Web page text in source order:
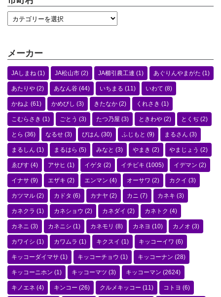
メーカー
JAしまね (1) JA松山市 (2) JA櫛引農工連 (1) あぐりんやまがた (1)
あたりや (2) あなん谷 (44) いちまる (11) いわて (8)
かねよ (61) かめびし (3) きたなか (2) くれさき (1)
こむらさき (1) ごとう (3) たつ乃屋 (3) ときわや (2) とくぢ (2)
とら (36) なるせ (3) びはん (30) ふじもと (9) まるさん (3)
まるしん (1) まるはら (5) みなと (3) やまき (2) やまじょう (2)
ゑびす (4) アサヒ (1) イゲタ (2) イチビキ (1005) イデマン (2)
イナサ (9) エザキ (2) エンマン (4) オーサワ (2) カクイ (3)
カツマル (2) カドタ (6) カナヤ (2) カニ (7) カネキ (3)
カネクラ (1) カネショウ (2) カネダイ (2) カネトク (4)
カネニ (3) カネニシ (1) カネモリ (8) カネヨ (10) カノオ (3)
カワイシ (1) カワムラ (1) キクスイ (1) キッコーイワ (6)
キッコーダイマサ (1) キッコーチョウ (1) キッコーナン (28)
キッコーニホン (1) キッコーマツ (3) キッコーマン (2624)
キノエネ (4) キンコー (26) クルメキッコー (11) コトヨ (6)